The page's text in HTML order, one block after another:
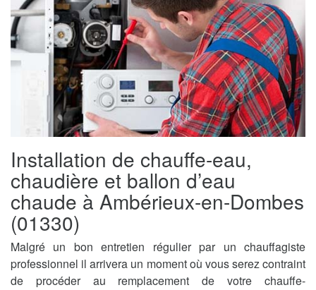
Installation de chauffe-eau,
chaudière et ballon d’eau
chaude à Ambérieux-en-Dombes
(01330)
Malgré un bon entretien régulier par un chauffagiste
professionnel il arrivera un moment où vous serez contraint
de procéder au remplacement de votre chauffe-